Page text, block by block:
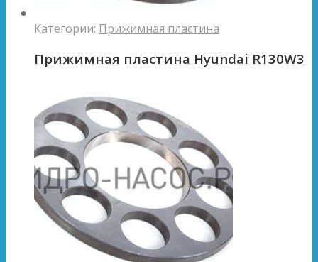
Категории: Прижимная пластина
Прижимная пластина Hyundai R130W3